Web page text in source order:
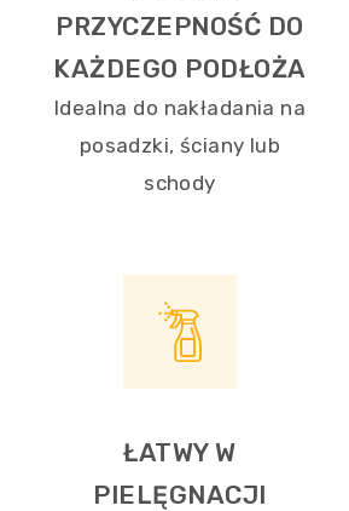
PRZYCZEPNOŚĆ DO
KAŻDEGO PODŁOŻA
Idealna do nakładania na
posadzki, ściany lub
schody
ŁATWY W
PIELĘGNACJI